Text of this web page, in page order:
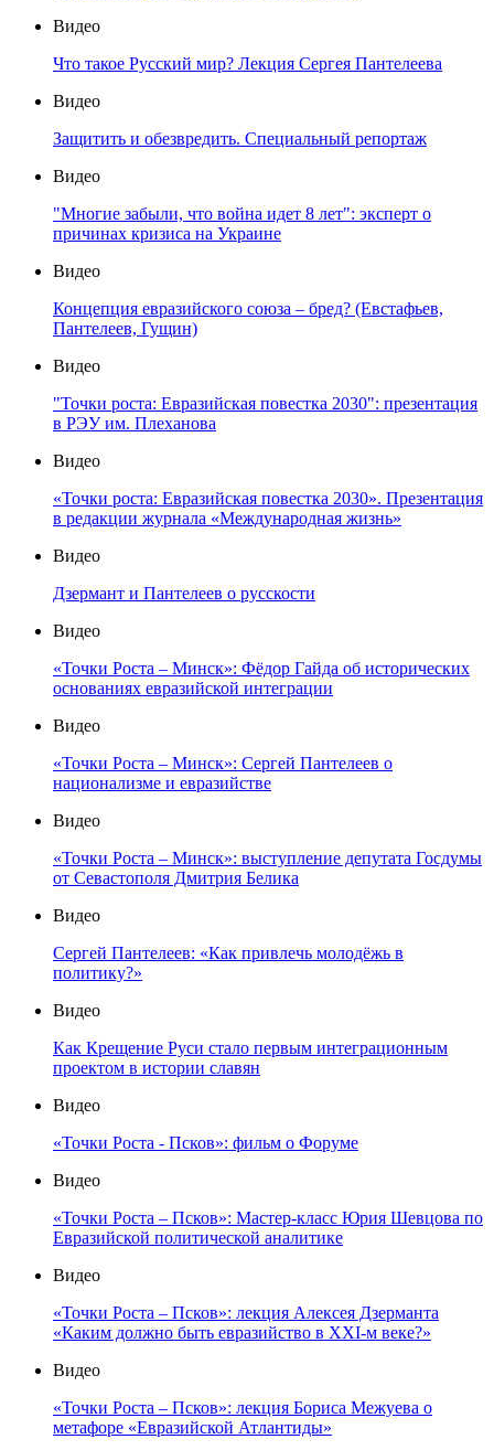
Видео
Что такое Русский мир? Лекция Сергея Пантелеева
Видео
Защитить и обезвредить. Специальный репортаж
Видео
"Многие забыли, что война идет 8 лет": эксперт о
причинах кризиса на Украине
Видео
Концепция евразийского союза – бред? (Евстафьев,
Пантелеев, Гущин)
Видео
"Точки роста: Евразийская повестка 2030": презентация
в РЭУ им. Плеханова
Видео
«Точки роста: Евразийская повестка 2030». Презентация
в редакции журнала «Международная жизнь»
Видео
Дзермант и Пантелеев о русскости
Видео
«Точки Роста – Минск»: Фёдор Гайда об исторических
основаниях евразийской интеграции
Видео
«Точки Роста – Минск»: Сергей Пантелеев о
национализме и евразийстве
Видео
«Точки Роста – Минск»: выступление депутата Госдумы
от Севастополя Дмитрия Белика
Видео
Сергей Пантелеев: «Как привлечь молодёжь в
политику?»
Видео
Как Крещение Руси стало первым интеграционным
проектом в истории славян
Видео
«Точки Роста - Псков»: фильм о Форуме
Видео
«Точки Роста – Псков»: Мастер-класс Юрия Шевцова по
Евразийской политической аналитике
Видео
«Точки Роста – Псков»: лекция Алексея Дзерманта
«Каким должно быть евразийство в XXI-м веке?»
Видео
«Точки Роста – Псков»: лекция Бориса Межуева о
метафоре «Евразийской Атлантиды»